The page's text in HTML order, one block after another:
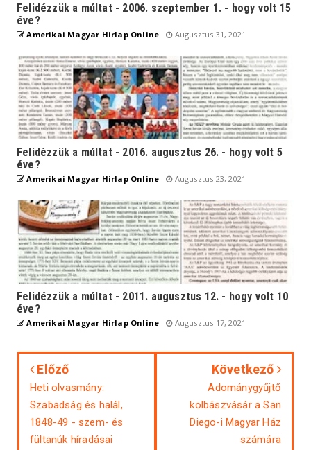
Felidézzük a múltat - 2006. szeptember 1. - hogy volt 15
éve?
Amerikai Magyar Hirlap Online Augusztus 31, 2021
Felidézzük a múltat - 2016. augusztus 26. - hogy volt 5
éve?
Amerikai Magyar Hirlap Online Augusztus 23, 2021
Felidézzük a múltat - 2011. augusztus 12. - hogy volt 10
éve?
Amerikai Magyar Hirlap Online Augusztus 17, 2021
Előző
Heti olvasmány:
Szabadság és halál,
1848-49 - szem- és
fültanúk híradásai
Következő
Adománygyűjtő
kolbászvásár a San
Diego-i Magyar Ház
számára